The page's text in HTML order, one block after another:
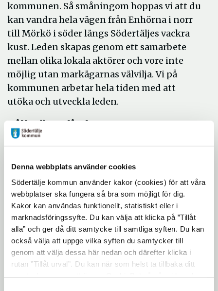
Denna webbplats använder cookies
Södertälje kommun använder kakor (cookies) för att våra
webbplatser ska fungera så bra som möjligt för dig.
Kakor kan användas funktionellt, statistiskt eller i
marknadsföringssyfte. Du kan välja att klicka på ”Tillåt
alla” och ger då ditt samtycke till samtliga syften. Du kan
också välja att uppge vilka syften du samtycker till
genom att välja dessa här nedan och därefter klicka i
rutan ”Tillåt urval”. Du kan när som helst ta tillbaka ditt
kommunen. Så småningom hoppas vi att du
kan vandra hela vägen från Enhörna i norr
till Mörkö i söder längs Södertäljes vackra
kust. Leden skapas genom ett samarbete
mellan olika lokala aktörer och vore inte
möjlig utan markägarnas välvilja. Vi på
kommunen arbetar hela tiden med att
utöka och utveckla leden.
Tillgänglighet
Kustleden är markerad med blå-vita
och delvis kuperad. Du kan börja och avsluta
leden var du vill. Toalett och
fika-/lunchmöjligheter hittar du vid
Farstanäs camping (sommartid) och
Ytterjärna kulturcentrum. Du kan grilla din
mat vid eldplatsen i Yttereneby
naturreservat. Ved finns.